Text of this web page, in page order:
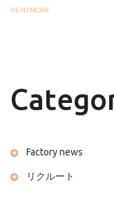
READ MORE
Factory news
リクルート